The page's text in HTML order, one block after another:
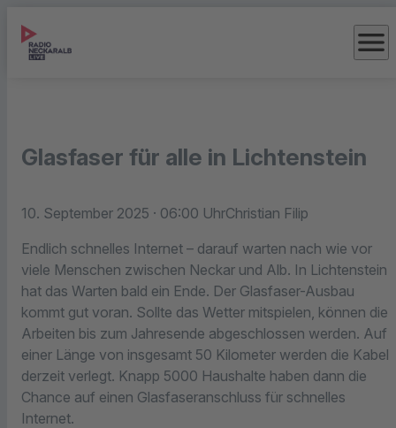
menu
Glasfaser für alle in Lichtenstein
10. September 2025 · 06:00 UhrChristian Filip
Endlich schnelles Internet – darauf warten nach wie vor
viele Menschen zwischen Neckar und Alb. In Lichtenstein
hat das Warten bald ein Ende. Der Glasfaser-Ausbau
kommt gut voran. Sollte das Wetter mitspielen, können die
Arbeiten bis zum Jahresende abgeschlossen werden. Auf
einer Länge von insgesamt 50 Kilometer werden die Kabel
derzeit verlegt. Knapp 5000 Haushalte haben dann die
Chance auf einen Glasfaseranschluss für schnelles
Internet.